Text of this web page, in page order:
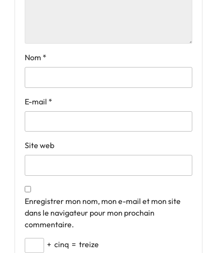
Nom *
E-mail *
Site web
Enregistrer mon nom, mon e-mail et mon site
dans le navigateur pour mon prochain
commentaire.
+ cinq = treize